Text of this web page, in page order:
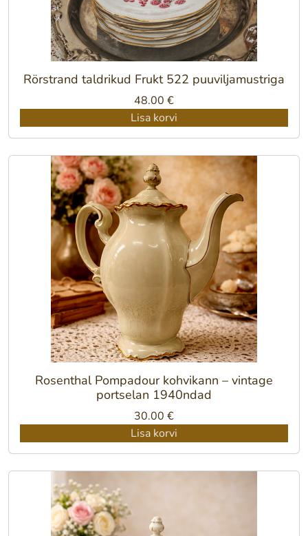
Rörstrand taldrikud Frukt 522 puuviljamustriga
48.00 €
Lisa korvi
Rosenthal Pompadour kohvikann – vintage
portselan 1940ndad
30.00 €
Lisa korvi